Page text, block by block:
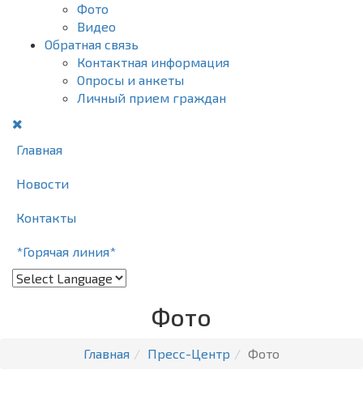
Фото
Видео
Обратная связь
Контактная информация
Опросы и анкеты
Личный прием граждан
Главная
Новости
Контакты
*Горячая линия*
Фото
Главная Пресс-Центр Фото